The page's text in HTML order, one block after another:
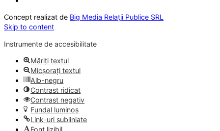
Concept realizat de Big Media Relații Publice SRL
Skip to content
Instrumente de accesibilitate
Măriți textul
Micșorați textul
Alb-negru
Contrast ridicat
Contrast negativ
Fundal luminos
Link-uri subliniate
Font lizibil